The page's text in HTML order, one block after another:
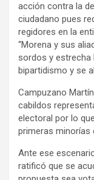
acción contra la
ciudadano pues
regidores en la
“Morena y sus
sordos y estrecha
bipartidismo y se
Campuzano
cabildos
electoral por lo
primeras minorías
Ante ese
ratificó que se